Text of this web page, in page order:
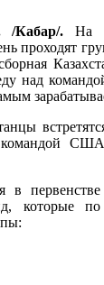
/Кабар/. На
проходят
над
в
которые по